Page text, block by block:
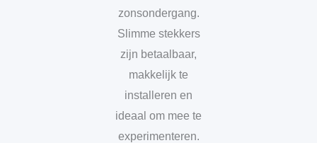
zonsondergang.
Slimme stekkers
zijn betaalbaar,
makkelijk te
installeren en
ideaal om mee te
experimenteren.